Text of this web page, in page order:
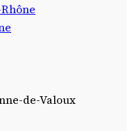
de-Valoux